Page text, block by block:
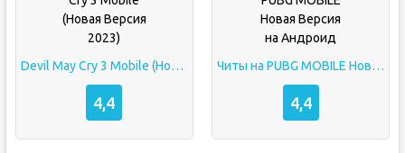
Devil May Cry 3 Mobile (Новая Версия 2023)
4,4
Читы на PUBG MOBILE Новая Версия на Андроид
4,4